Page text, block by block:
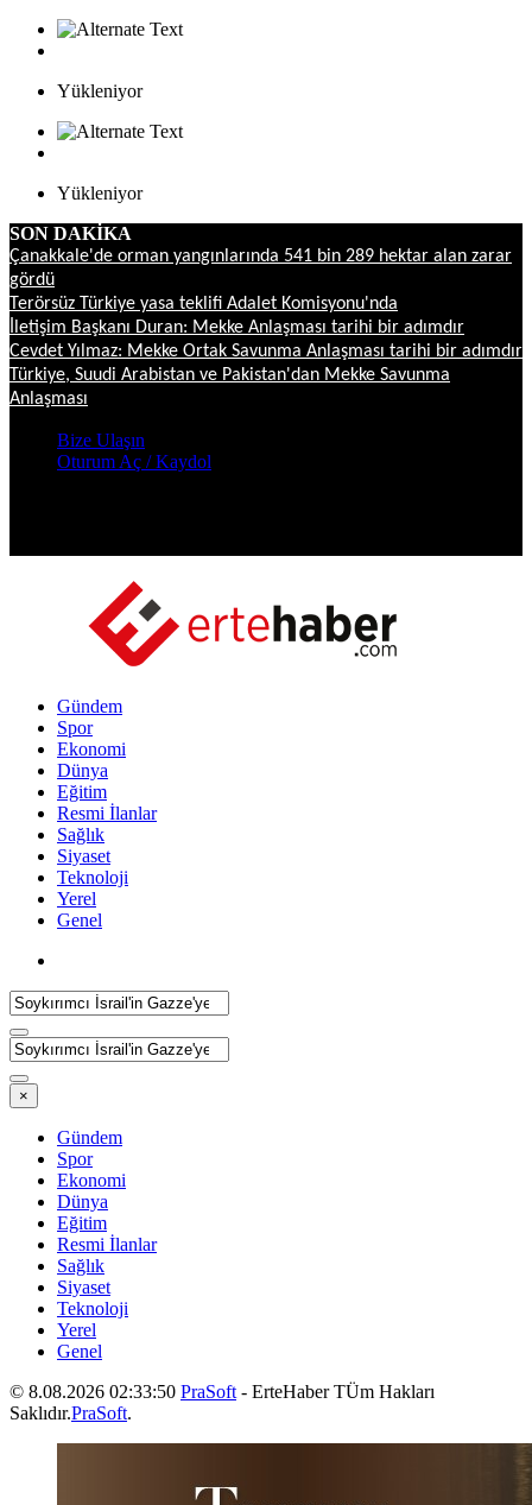
Yükleniyor
Yükleniyor
SON DAKİKA
Çanakkale'de orman yangınlarında 541 bin 289 hektar alan zarar
gördü
Terörsüz Türkiye yasa teklifi Adalet Komisyonu'nda
İletişim Başkanı Duran: Mekke Anlaşması tarihi bir adımdır
Cevdet Yılmaz: Mekke Ortak Savunma Anlaşması tarihi bir adımdır
Türkiye, Suudi Arabistan ve Pakistan'dan Mekke Savunma
Anlaşması
Bize Ulaşın
Oturum Aç / Kaydol
Gündem
Spor
Ekonomi
Dünya
Eğitim
Resmi İlanlar
Sağlık
Siyaset
Teknoloji
Yerel
Genel
×
Gündem
Spor
Ekonomi
Dünya
Eğitim
Resmi İlanlar
Sağlık
Siyaset
Teknoloji
Yerel
Genel
© 8.08.2026 02:33:50 PraSoft - ErteHaber TÜm Hakları
Saklıdır.PraSoft.